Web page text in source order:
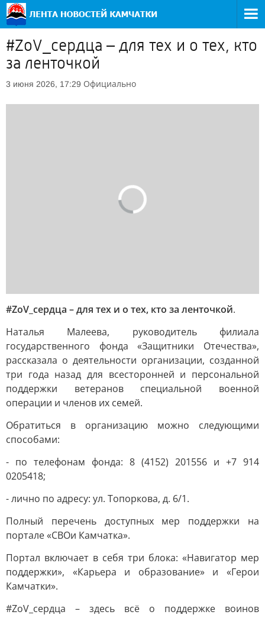
#ZoV_сердца – для тех и о тех, кто
за ленточкой
3 июня 2026, 17:29 Официально
#ZoV_сердца – для тех и о тех, кто за ленточкой.
Наталья Малеева, руководитель филиала
государственного фонда «Защитники Отечества»,
рассказала о деятельности организации, созданной
три года назад для всесторонней и персональной
поддержки ветеранов специальной военной
операции и членов их семей.
Обратиться в организацию можно следующими
способами:
- по телефонам фонда: 8 (4152) 201556 и +7 914
0205418;
- лично по адресу: ул. Топоркова, д. 6/1.
Полный перечень доступных мер поддержки на
портале «СВОи Камчатка».
Портал включает в себя три блока: «Навигатор мер
поддержки», «Карьера и образование» и «Герои
Камчатки».
#ZoV_сердца – здесь всё о поддержке воинов